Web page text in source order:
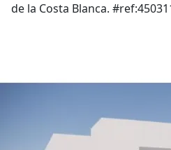
de la Costa Blanca.